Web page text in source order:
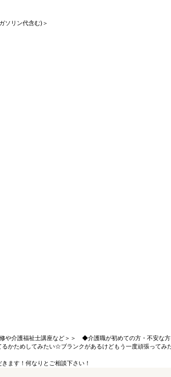
ソリン代含む)＞
や介護福祉士講座など＞＞ ◆介護職が初めての方・不安な
かためしてみたい☆ブランクがあるけどもう一度頑張ってみ
ます！何なりとご相談下さい！